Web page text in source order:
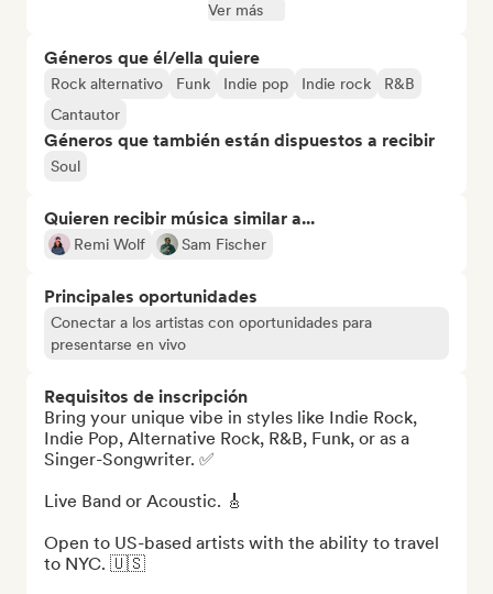
Ver más
Géneros que él/ella quiere
Rock alternativo Funk Indie pop Indie rock
R&B
Cantautor
Géneros que también están dispuestos a recibir
Soul
Quieren recibir música similar a...
Remi Wolf Sam Fischer
Principales oportunidades
Conectar a los artistas con oportunidades para
presentarse en vivo
Requisitos de inscripción
Bring your unique vibe in styles like Indie Rock,
Indie Pop, Alternative Rock, R&B, Funk, or as a
Singer-Songwriter. ✅
Live Band or Acoustic. 🎸
Open to US-based artists with the ability to travel
to NYC. 🇺🇸